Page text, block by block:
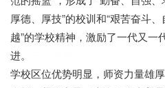
厚德、厚技”的校训和“艰苦奋斗
越”的学校精神，激励了一代又一
进。
学校区位优势明显，师资力量雄